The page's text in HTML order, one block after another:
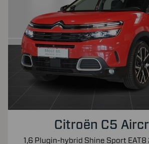
Citroën C5